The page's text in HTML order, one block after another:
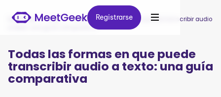
Registrarse
Registrarse
MeetGeek / Blog / Todas las formas en que puede transcribir audio
a texto: una guía comparativa
Todas las formas en que puede
transcribir audio a texto: una guía
comparativa